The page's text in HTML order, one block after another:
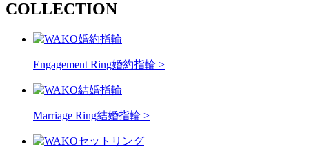
COLLECTION
Engagement Ring婚約指輪 >
Marriage Ring結婚指輪 >